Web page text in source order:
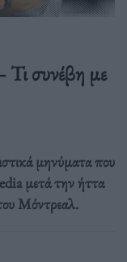
Τι συνέβη με
μηνύματα που
μετά την ήττα
Μόντρεαλ.